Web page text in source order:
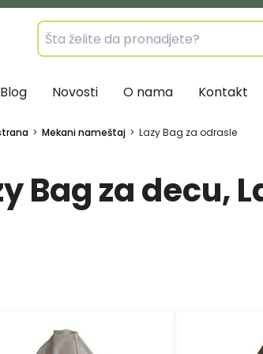
Blog Novosti O nama Kontakt
Mekani nameštaj Lazy Bag za odrasle
Bag za decu,